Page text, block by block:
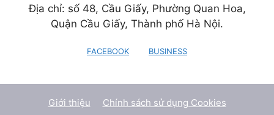
Địa chỉ: số 48, Cầu Giấy, Phường Quan Hoa,
Quận Cầu Giấy, Thành phố Hà Nội.
FACEBOOK BUSINESS
Giới thiệu
Chính sách sử dụng Cookies